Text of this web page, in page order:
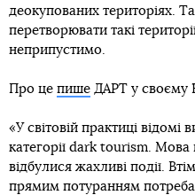
деокупованих територіях.
перетворювати такі
неприпустимо.
Про це пише ДАРТ у своєму
«У світовій практиці відомі
категорії dark tourism. Мова
відбулися жахливі події.
прямим потуранням